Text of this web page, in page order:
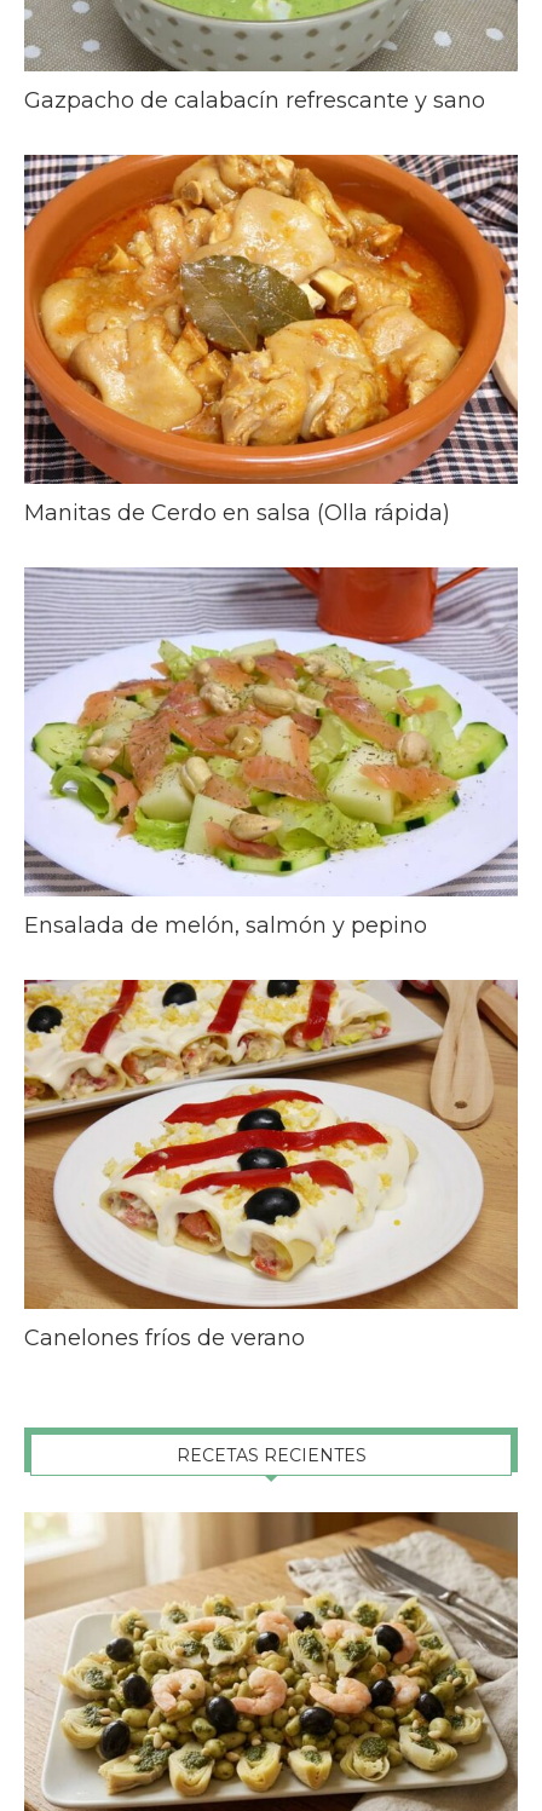
Gazpacho de calabacín refrescante y sano
Manitas de Cerdo en salsa (Olla rápida)
Ensalada de melón, salmón y pepino
Canelones fríos de verano
RECETAS RECIENTES